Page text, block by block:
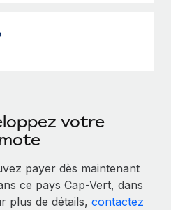
votre
payer dès maintenant
ce pays Cap-Vert, dans
plus de détails, contactez